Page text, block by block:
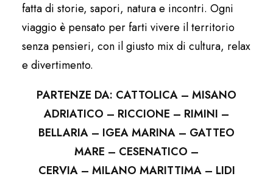
fatta di storie, sapori, natura e incontri. Ogni
viaggio è pensato per farti vivere il territorio
senza pensieri, con il giusto mix di cultura, relax
e divertimento.
PARTENZE DA: CATTOLICA – MISANO
ADRIATICO – RICCIONE – RIMINI –
BELLARIA – IGEA MARINA – GATTEO
MARE – CESENATICO –
CERVIA – MILANO MARITTIMA – LIDI